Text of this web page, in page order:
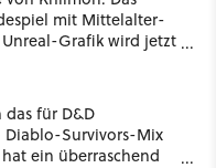
mit Mittelalter-
Grafik wird jetzt
das für D&D
Survivors-Mix
hat ein überraschend